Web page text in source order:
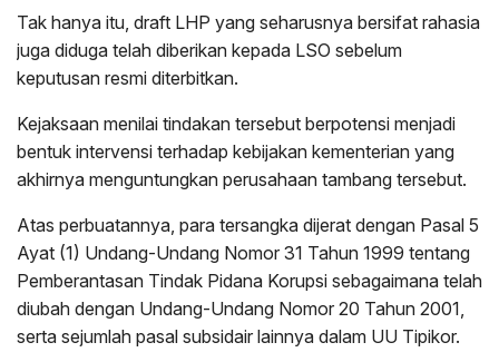
Tak hanya itu, draft LHP yang seharusnya bersifat rahasia
juga diduga telah diberikan kepada LSO sebelum
keputusan resmi diterbitkan.
Kejaksaan menilai tindakan tersebut berpotensi menjadi
bentuk intervensi terhadap kebijakan kementerian yang
akhirnya menguntungkan perusahaan tambang tersebut.
Atas perbuatannya, para tersangka dijerat dengan Pasal 5
Ayat (1) Undang-Undang Nomor 31 Tahun 1999 tentang
Pemberantasan Tindak Pidana Korupsi sebagaimana telah
diubah dengan Undang-Undang Nomor 20 Tahun 2001,
serta sejumlah pasal subsidair lainnya dalam UU Tipikor.